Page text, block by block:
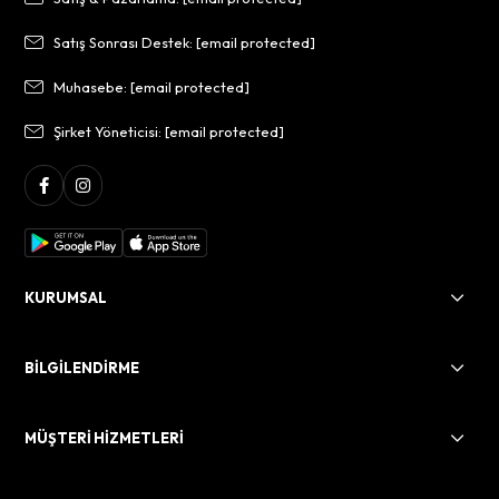
Satış Sonrası Destek:[email protected]
Muhasebe:[email protected]
Şirket Yöneticisi:[email protected]
KURUMSAL
BİLGİLENDİRME
MÜŞTERİ HİZMETLERİ